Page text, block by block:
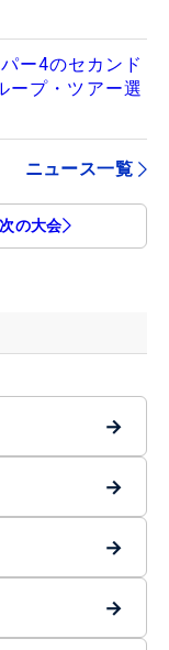
ー4のセカンド
ープ・ツアー選
ニュース一覧
次の大会
→
→
→
→